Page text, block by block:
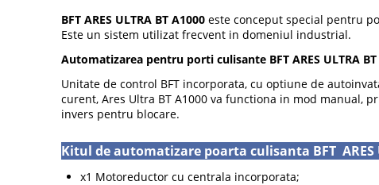
BFT ARES ULTRA BT A1000 este conceput special pentru
Este un sistem utilizat frecvent in domeniul industrial.
Automatizarea pentru porti culisante BFT ARES ULTRA BT
Unitate de control BFT incorporata, cu optiune de
curent, Ares Ultra BT A1000 va functiona in mod manual,
invers pentru blocare.
Kitul de automatizare poarta culisanta BFT ARES
x1 Motoreductor cu centrala incorporata;